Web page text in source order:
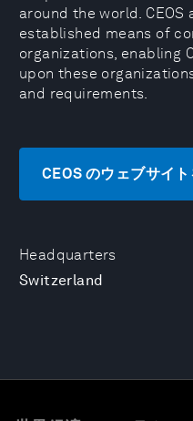
Headquarters
Switzerland
around the world. CEOS
established means of
organizations, enabling
upon these
and requirements.
CEOS のウェブサイ